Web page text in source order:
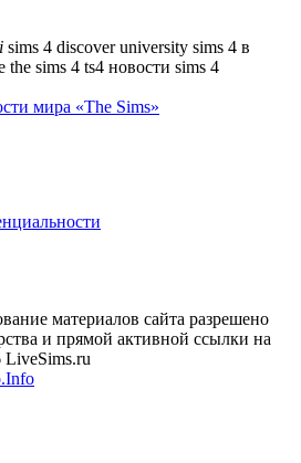
sims 4 discover university sims 4 в
the sims 4 ts4 новости sims 4
мира «The Sims»
материалов сайта разрешено
и прямой активной ссылки на